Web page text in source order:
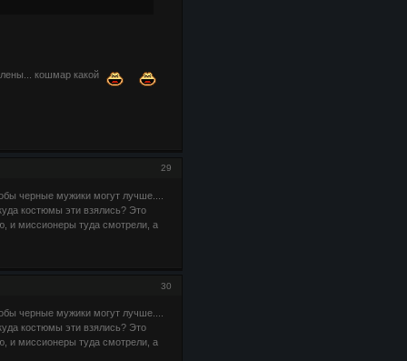
кошмар какой
29
черные мужики могут лучше....
костюмы эти взялись? Это
и миссионеры туда смотрели, а
30
черные мужики могут лучше....
костюмы эти взялись? Это
и миссионеры туда смотрели, а